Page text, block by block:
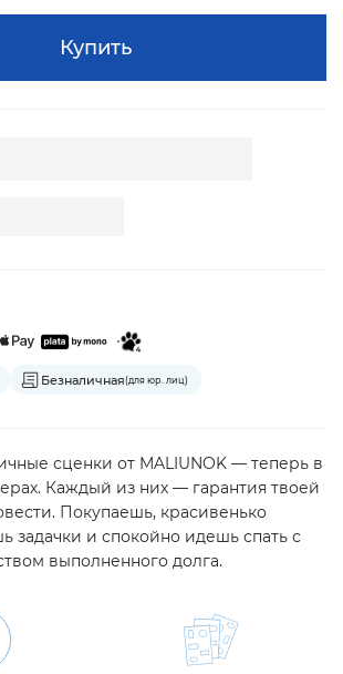
Купить
Безналичная(для юр. лиц)
сценки от MALIUNOK — теперь в
Каждый из них — гарантия твоей
Покупаешь, красивенько
задачки и спокойно идешь спать с
выполненного долга.